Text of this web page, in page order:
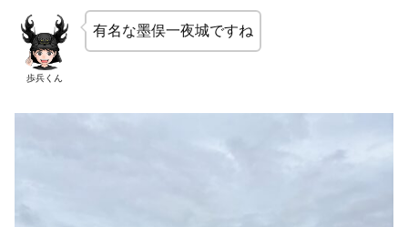
歩兵くん
有名な墨俣一夜城ですね